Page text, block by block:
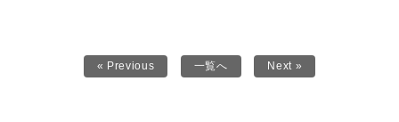
« Previous 一覧へ Next »